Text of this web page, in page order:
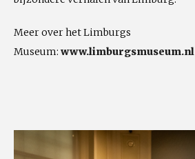
Meer over het Limburgs
Museum: www.limburgsmuseum.nl